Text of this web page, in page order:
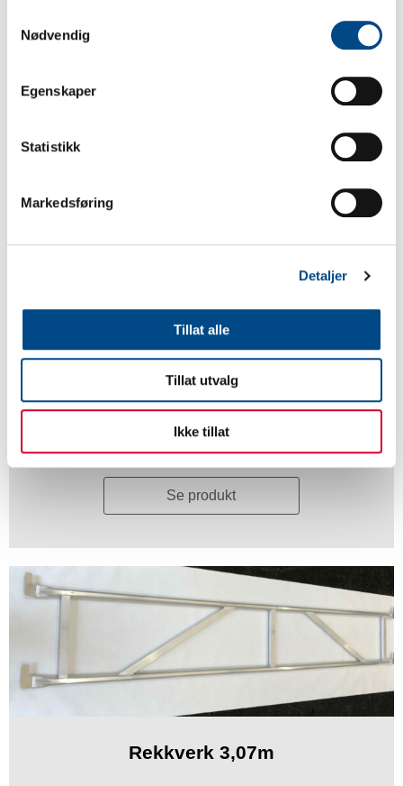
Nødvendig
Egenskaper
Statistikk
Markedsføring
Detaljer
Tillat alle
Tillat utvalg
Ikke tillat
Distansekopling 0,18m
Vekt 2kg / Volum
Art.nr:
299
Eks. mva
Se produkt
Rekkverk 3,07m